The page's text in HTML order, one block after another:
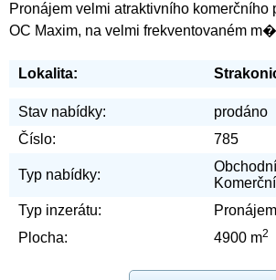
Pronájem velmi atraktivního komerčního
OC Maxim, na velmi frekventovaném m�
Lokalita:
Stav nabídky:
prodáno
Číslo:
785
Typ nabídky:
Typ inzerátu:
Pronájem
Plocha:
4900 m2